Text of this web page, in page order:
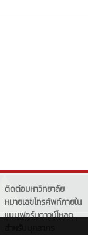
ติดต่อมหาวิทยาลัย
หมายเลขโทรศัพท์ภายใน
แบบฟอร์มดาวน์โหลด